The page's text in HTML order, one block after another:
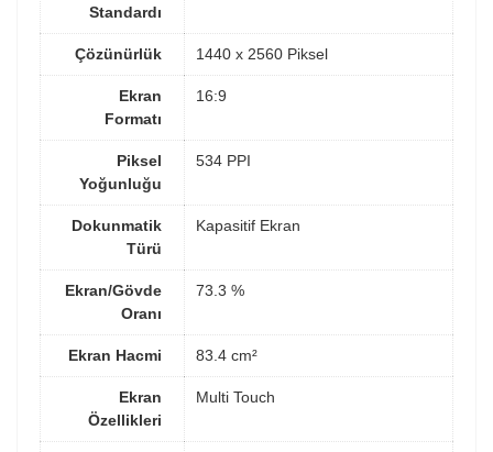
Standardı
Çözünürlük 1440 x 2560 Piksel
Ekran
Formatı
16:9
Piksel
Yoğunluğu
534 PPI
Dokunmatik
Türü
Kapasitif Ekran
Ekran/Gövde
Oranı
73.3 %
Ekran Hacmi 83.4 cm²
Ekran
Özellikleri
Multi Touch